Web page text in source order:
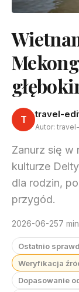
T travel-
Autor:
Zanurz się w
kulturze
dla rodzin,
przygód.
2026-06-257
Ostatnio
Weryfikacja
Dopasowanie